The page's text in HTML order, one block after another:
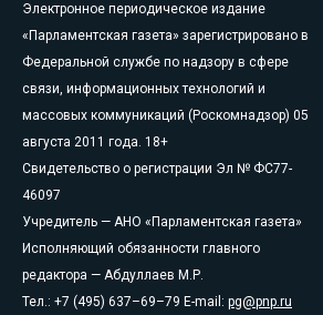
Электронное периодическое издание
«Парламентская газета» зарегистрировано в
Федеральной службе по надзору в сфере
связи, информационных технологий и
массовых коммуникаций (Роскомнадзор) 05
августа 2011 года. 18+
Свидетельство о регистрации Эл № ФС77-
46097
Учредитель — АНО «Парламентская газета»
Исполняющий обязанности главного
редактора — Абдуллаев М.Р.
Тел.: +7 (495) 637–69–79 E-mail: pg@pnp.ru